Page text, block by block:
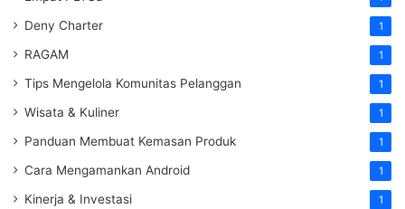
Deny Charter 1
RAGAM 1
Tips Mengelola Komunitas Pelanggan 1
Wisata & Kuliner 1
Panduan Membuat Kemasan Produk 1
Cara Mengamankan Android 1
Kinerja & Investasi 1